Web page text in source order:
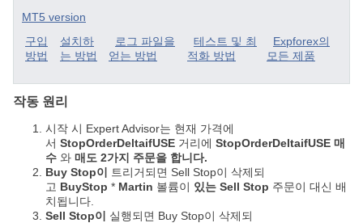
MT5 version
구입
방법
설치하
는 방법
로그 파일을
얻는 방법
테스트 및 최
적화 방법
Expforex의
모든 제품
작동 원리
시작 시 Expert Advisor는 현재 가격에
서 StopOrderDeltaifUSE 거리에 StopOrderDeltaifUSE 매
수 와 매도 2가지 주문을 합니다.
Buy Stop이
트리거되면 Sell Stop이 삭제되
고 BuyStop * Martin 볼륨이 있는 Sell Stop 주문이 대신 배
치됩니다.
Sell Stop이
실행되면 Buy Stop이 삭제되